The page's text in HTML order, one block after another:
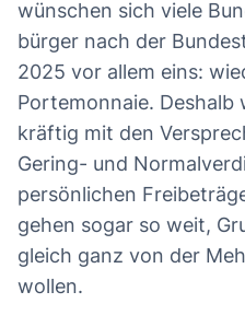
wünschen sich viele
bürger nach der
2025 vor allem eins:
Portemonnaie. Deshalb
kräftig mit den
Gering- und
persönlichen
gehen sogar so weit,
gleich ganz von der
wollen.